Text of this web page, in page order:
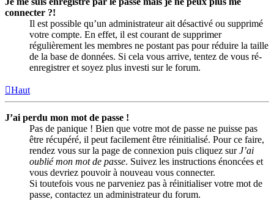
connecter ?!
Il est possible qu’un administrateur ait désactivé ou supprimé
votre compte. En effet, il est courant de supprimer
régulièrement les membres ne postant pas pour réduire la taille
de la base de données. Si cela vous arrive, tentez de vous ré-
enregistrer et soyez plus investi sur le forum.
Haut
J’ai perdu mon mot de passe !
Pas de panique ! Bien que votre mot de passe ne puisse pas
être récupéré, il peut facilement être réinitialisé. Pour ce faire,
rendez vous sur la page de connexion puis cliquez surJ’ai
oublié mon mot de passe. Suivez les instructions énoncées et
vous devriez pouvoir à nouveau vous connecter.
Si toutefois vous ne parveniez pas à réinitialiser votre mot de
passe, contactez un administrateur du forum.